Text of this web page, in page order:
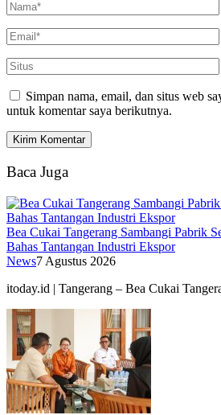
Simpan nama, email, dan situs web
untuk komentar saya berikutnya.
Baca Juga
Bea Cukai Tangerang Sambangi Pabrik
Bahas Tantangan Industri Ekspor
News7 Agustus 2026
itoday.id | Tangerang – Bea Cukai